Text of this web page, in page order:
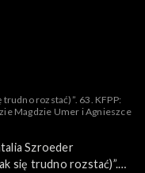
trudno rozstać)”. 63. KFPP:
Magdzie Umer i Agnieszce
Szroeder
się trudno rozstać)”.